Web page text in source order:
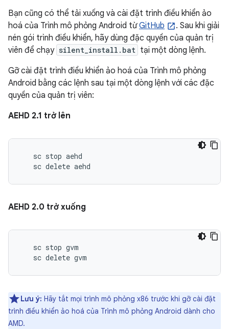
Bạn cũng có thể tải xuống và cài đặt trình điều khiển ảo
hoá của Trình mô phỏng Android từGitHub
. Sau khi giải
nén gói trình điều khiển, hãy dùng đặc quyền của quản trị
viên để chạy silent_install.bat tại một dòng lệnh.
Gỡ cài đặt trình điều khiển ảo hoá của Trình mô phỏng
Android bằng các lệnh sau tại một dòng lệnh với các đặc
quyền của quản trị viên:
AEHD 2.1 trở lên
   sc stop aehd
AEHD 2.0 trở xuống
   sc stop gvm
Lưu ý: Hãy tắt mọi trình mô phỏng x86 trước khi gỡ cài đặt
trình điều khiển ảo hoá của Trình mô phỏng Android dành cho
AMD.